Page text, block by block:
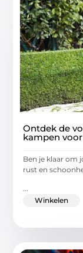
Ontdek de
kampen
Ben je klaar om
rust en
...
Winkelen